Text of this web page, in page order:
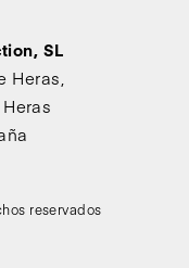
SL
Heras,
reservados